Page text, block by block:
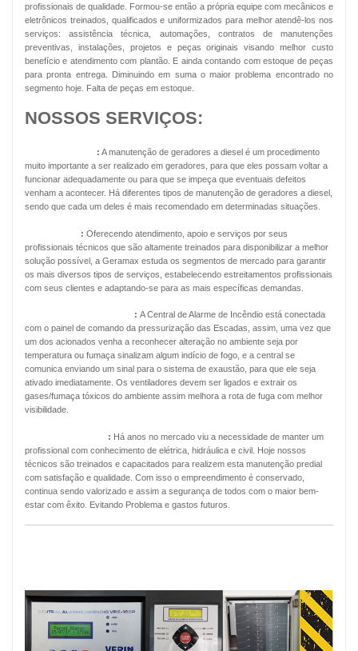
profissionais de qualidade. Formou-se então a própria equipe com mecânicos e
eletrônicos treinados, qualificados e uniformizados para melhor atendê-los nos
serviços: assistência técnica, automações, contratos de manutenções
preventivas, instalações, projetos e peças originais visando melhor custo
benefício e atendimento com plantão. E ainda contando com estoque de peças
para pronta entrega. Diminuindo em suma o maior problema encontrado no
segmento hoje. Falta de peças em estoque.
NOSSOS SERVIÇOS:
: A manutenção de geradores a diesel é um procedimento
muito importante a ser realizado em geradores, para que eles possam voltar a
funcionar adequadamente ou para que se impeça que eventuais defeitos
venham a acontecer. Há diferentes tipos de manutenção de geradores a diesel,
sendo que cada um deles é mais recomendado em determinadas situações.
: Oferecendo atendimento, apoio e serviços por seus
profissionais técnicos que são altamente treinados para disponibilizar a melhor
solução possível, a Geramax estuda os segmentos de mercado para garantir
os mais diversos tipos de serviços, estabelecendo estreitamentos profissionais
com seus clientes e adaptando-se para as mais específicas demandas.
: A Central de Alarme de Incêndio está conectada
com o painel de comando da pressurização das Escadas, assim, uma vez que
um dos acionados venha a reconhecer alteração no ambiente seja por
temperatura ou fumaça sinalizam algum indício de fogo, e a central se
comunica enviando um sinal para o sistema de exaustão, para que ele seja
ativado imediatamente. Os ventiladores devem ser ligados e extrair os
gases/fumaça tóxicos do ambiente assim melhora a rota de fuga com melhor
visibilidade.
: Há anos no mercado viu a necessidade de manter um
profissional com conhecimento de elétrica, hidráulica e civil. Hoje nossos
técnicos são treinados e capacitados para realizem esta manutenção predial
com satisfação e qualidade. Com isso o empreendimento é conservado,
continua sendo valorizado e assim a segurança de todos com o maior bem-
estar com êxito. Evitando Problema e gastos futuros.